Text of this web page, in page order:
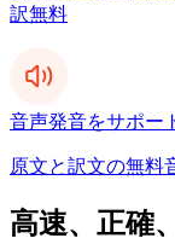
訳無料
音声発音をサポー
原文と訳文の無料
高速、正確